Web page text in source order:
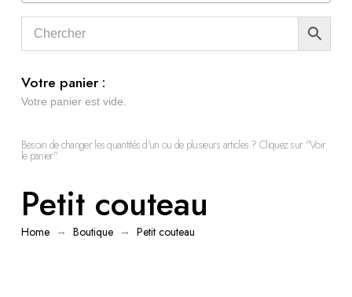
Votre panier :
Votre panier est vide.
Besoin de changer les quantités d'un ou de plusieurs articles ? Cliquez sur "Voir
le panier".
Petit couteau
Home → Boutique → Petit couteau